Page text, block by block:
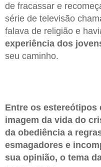
de fracassar e
série de televisão
falava de religião e
experiência dos
seu caminho.
Entre os estereótipos
imagem da vida do
da obediência a
esmagadores e
sua opinião, o tema